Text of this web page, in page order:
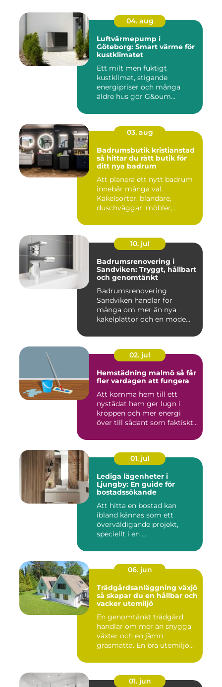
04. aug
Luftvärmepump i
Göteborg: Smart värme för
kustklimatet
Ett milt men fuktigt
kustklimat, stigande
energipriser och många
äldre hus gör G&oum...
03. aug
Badrumsbutik kristianstad
så hittar du rätt butik för
ditt nya badrum
Att planera ett nytt badrum
innebär många val.
Kakelsorter, blandare,
duschväggar, möbler,
10. jul
Badrumsrenovering i
Sandviken: Tryggt, hållbart
och genomtänkt
Badrumsrenovering
Sandviken handlar för
många om mer än nya
kakelplattor och en mode...
02. jul
Hemstädning malmö så får
fler vardagen att fungera
Att komma hem till ett
nystädat hem ger lugn i
kroppen och mer energi
över till sådant som faktiskt
01. jul
Lediga lägenheter i
Ljungby: En guide för
bostadssökande
Att hitta en bostad kan
ibland kännas som ett
överväldigande projekt,
speciellt i en ...
06. jun
Trädgårdsanläggning växjö
så skapar du en hållbar och
vacker utemiljö
En genomtänkt trädgård
handlar om mer än snygga
växter och en jämn
gräsmatta. En bra utemiljö
01. jun